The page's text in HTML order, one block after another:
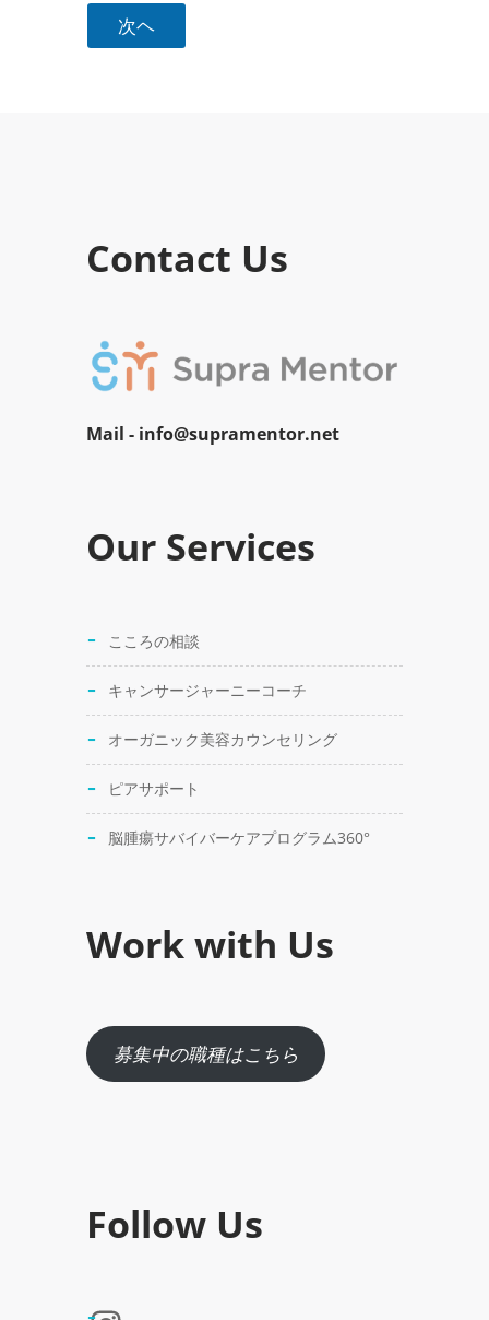
次ヘ
Contact Us
Mail - info@supramentor.net
Our Services
こころの相談
キャンサージャーニーコーチ
オーガニック美容カウンセリング
ピアサポート
脳腫瘍サバイバーケアプログラム360°
Work with Us
募集中の職種はこちら
Follow Us